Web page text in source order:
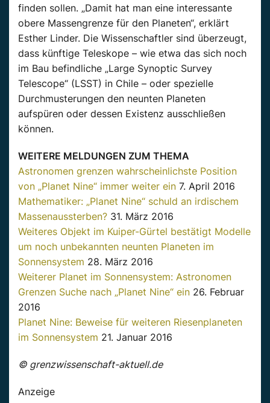
finden sollen. „Damit hat man eine interessante
obere Massengrenze für den Planeten“, erklärt
Esther Linder. Die Wissenschaftler sind überzeugt,
dass künftige Teleskope – wie etwa das sich noch
im Bau befindliche „Large Synoptic Survey
Telescope“ (LSST) in Chile – oder spezielle
Durchmusterungen den neunten Planeten
aufspüren oder dessen Existenz ausschließen
können.
WEITERE MELDUNGEN ZUM THEMA
Astronomen grenzen wahrscheinlichste Position
von „Planet Nine“ immer weiter ein 7. April 2016
Mathematiker: „Planet Nine“ schuld an irdischem
Massenaussterben? 31. März 2016
Weiteres Objekt im Kuiper-Gürtel bestätigt Modelle
um noch unbekannten neunten Planeten im
Sonnensystem 28. März 2016
Weiterer Planet im Sonnensystem: Astronomen
Grenzen Suche nach „Planet Nine“ ein 26. Februar
2016
Planet Nine: Beweise für weiteren Riesenplaneten
im Sonnensystem 21. Januar 2016
© grenzwissenschaft-aktuell.de
Anzeige